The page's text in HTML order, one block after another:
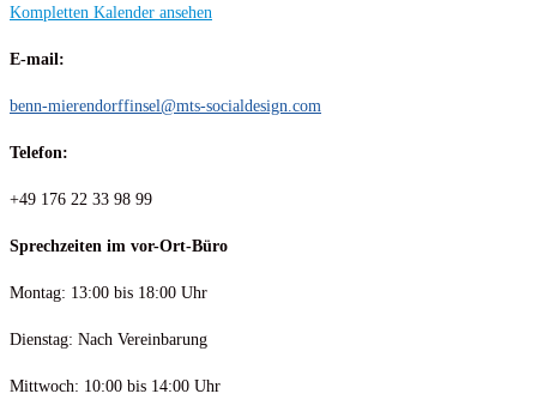
Kompletten Kalender ansehen
E-mail:
benn-mierendorffinsel@mts-socialdesign.com
Telefon:
+49 176 22 33 98 99
Sprechzeiten im vor-Ort-Büro
Montag: 13:00 bis 18:00 Uhr
Dienstag: Nach Vereinbarung
Mittwoch: 10:00 bis 14:00 Uhr